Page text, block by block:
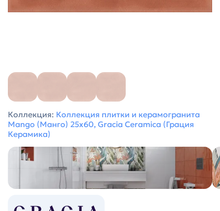
Коллекция: Коллекция плитки и керамогранита
Mango (Манго) 25х60, Gracia Ceramica (Грация
Керамика)